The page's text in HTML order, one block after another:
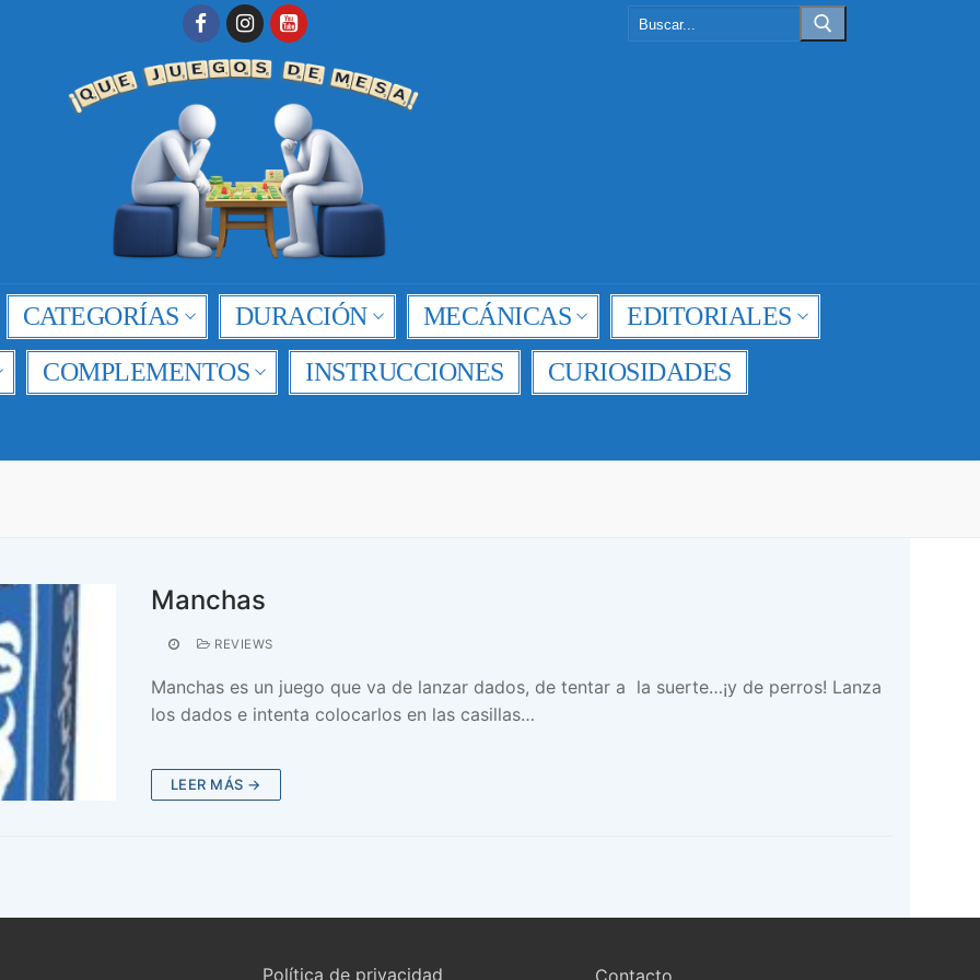
CATEGORÍAS DURACIÓN MECÁNICAS
EDITORIALES
COMPLEMENTOS INSTRUCCIONES
CURIOSIDADES
Manchas
REVIEWS
Manchas es un juego que va de lanzar dados, de tentar a la suerte…¡y de perros! Lanza
los dados e intenta colocarlos en las casillas…
LEER MÁS →
Política de privacidad